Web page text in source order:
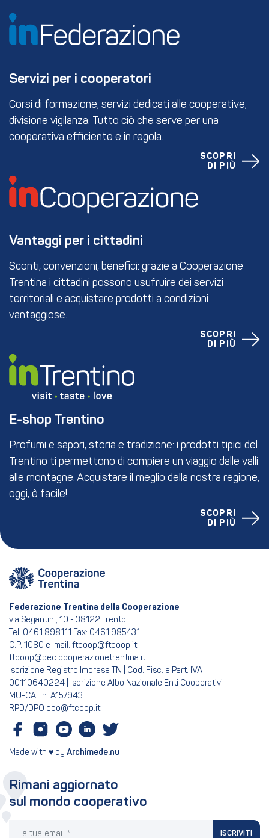
Servizi per i cooperatori
Corsi di formazione, servizi dedicati alle cooperative,
divisione vigilanza. Tutto ciò che serve per una
cooperativa efficiente e in regola.
SCOPRI
DI PIÙ
Vantaggi per i cittadini
Sconti, convenzioni, benefici: grazie a Cooperazione
Trentina i cittadini possono usufruire dei servizi
territoriali e acquistare prodotti a condizioni
vantaggiose.
SCOPRI
DI PIÙ
E-shop Trentino
Profumi e sapori, storia e tradizione: i prodotti tipici del
Trentino ti permettono di compiere un viaggio dalle valli
alle montagne. Acquistare il meglio della nostra regione,
oggi, è facile!
SCOPRI
DI PIÙ
Federazione Trentina della Cooperazione
via Segantini, 10 - 38122 Trento
Tel: 0461.898111 Fax: 0461.985431
C.P. 1080 e-mail: ftcoop@ftcoop.it
ftcoop@pec.cooperazionetrentina.it
Iscrizione Registro Imprese TN | Cod. Fisc. e Part. IVA
00110640224 | Iscrizione Albo Nazionale Enti Cooperativi
MU-CAL n. A157943
RPD/DPO dpo@ftcoop.it
Made with ♥ by Archimede.nu
Rimani aggiornato
sul mondo cooperativo
ISCRIVITI